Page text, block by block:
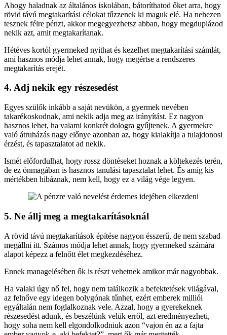
Ahogy haladnak az általános iskolában, bátoríthatod őket arra, hogy
rövid távú megtakarítási célokat tűzzenek ki maguk elé. Ha nehezen
tesznek félre pénzt, akkor megegyezhetsz abban, hogy megduplázod
nekik azt, amit megtakarítanak.
Hétéves kortól gyermeked nyithat és kezelhet megtakarítási számlát,
ami hasznos módja lehet annak, hogy megértse a rendszeres
megtakarítás erejét.
4. Adj nekik egy részesedést
Egyes szülők inkább a saját nevükön, a gyermek nevében
takarékoskodnak, ami nekik adja meg az irányítást. Ez nagyon
hasznos lehet, ha valami konkrét dologra gyűjtenek. A gyermekre
való átruházás nagy előnye azonban az, hogy kialakítja a tulajdonosi
érzést, és tapasztalatot ad nekik.
Ismét előfordulhat, hogy rossz döntéseket hoznak a költekezés terén,
de ez önmagában is hasznos tanulási tapasztalat lehet. És amíg kis
mértékben hibáznak, nem kell, hogy ez a világ vége legyen.
5. Ne állj meg a megtakarításoknál
A rövid távú megtakarítások építése nagyon ésszerű, de nem szabad
megállni itt. Számos módja lehet annak, hogy gyermeked számára
alapot képezz a felnőtt élet megkezdéséhez.
Ennek managelésében ők is részt vehetnek amikor már nagyobbak.
Ha valaki úgy nő fel, hogy nem találkozik a befektetések világával,
az felnőve egy idegen bolygónak tűnhet, ezért emberek milliói
egyáltalán nem foglalkoznak vele. Azzal, hogy a gyerekeknek
részesedést adunk, és beszélünk velük erről, azt eredményezheti,
hogy soha nem kell elgondolkodniuk azon “vajon én az a fajta